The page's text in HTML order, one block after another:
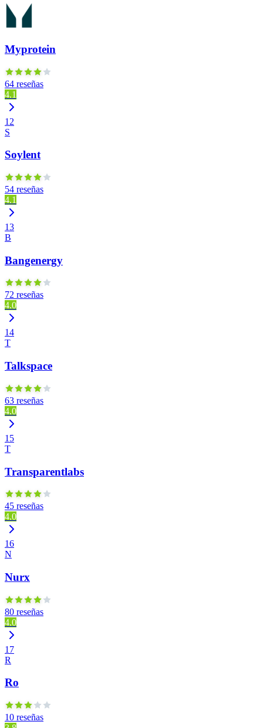
Myprotein
64 reseñas
4.1
12
S
Soylent
54 reseñas
4.1
13
B
Bangenergy
72 reseñas
4.0
14
T
Talkspace
63 reseñas
4.0
15
T
Transparentlabs
45 reseñas
4.0
16
N
Nurx
80 reseñas
4.0
17
R
Ro
10 reseñas